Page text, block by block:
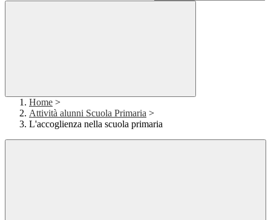
Home >
Attività alunni Scuola Primaria >
L'accoglienza nella scuola primaria